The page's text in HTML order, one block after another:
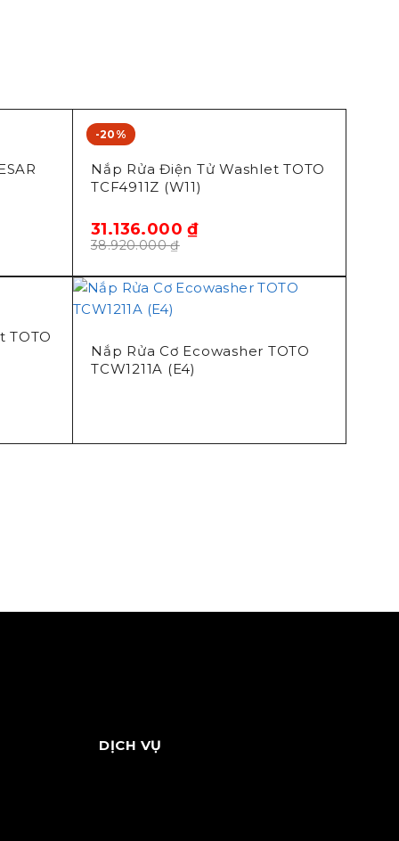
-20%
Toto
Nắp Rửa Điện Tử Washlet TOTO
TCF4911Z (W11)
38.920.000₫
31.136.000₫
TOTO
Nắp Rửa Cơ Ecowasher TOTO
TCW1211A (E4)
DỊCH VỤ